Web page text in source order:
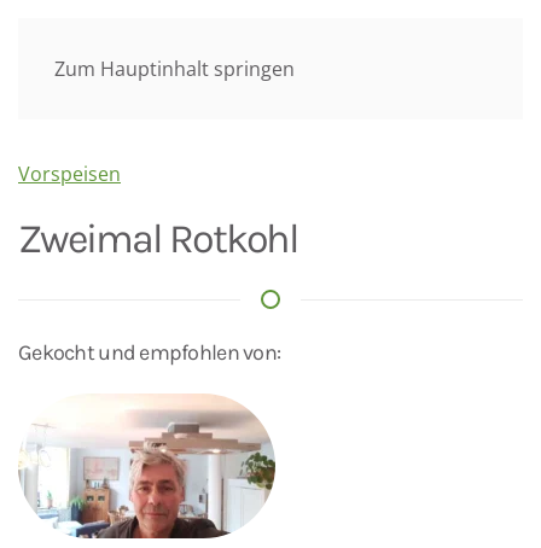
Zum Hauptinhalt springen
Vorspeisen
Zweimal Rotkohl
Gekocht und empfohlen von: